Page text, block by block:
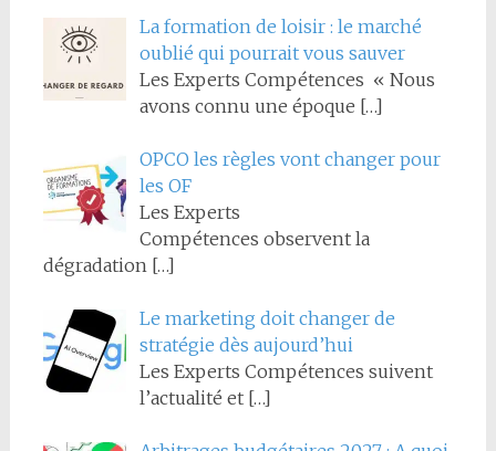
La formation de loisir : le marché
oublié qui pourrait vous sauver
Les Experts Compétences « Nous
avons connu une époque […]
OPCO les règles vont changer pour
les OF
Les Experts
Compétences observent la
dégradation […]
Le marketing doit changer de
stratégie dès aujourd’hui
Les Experts Compétences suivent
l’actualité et […]